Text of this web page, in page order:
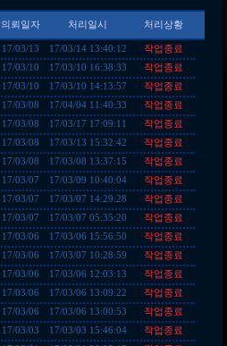
의뢰일자 처리일시 처리상황
17/03/13 17/03/14 13:40:12
작업종료
17/03/10 17/03/10 16:38:33
작업종료
17/03/10 17/03/10 14:13:57
작업종료
17/03/08 17/04/04 11:40:33
작업종료
17/03/08 17/03/17 17:09:11
작업종료
17/03/08 17/03/13 15:32:42
작업종료
17/03/08 17/03/08 13:37:15
작업종료
17/03/07 17/03/09 10:40:04
작업종료
17/03/07 17/03/07 14:29:28
작업종료
17/03/07 17/03/07 05:35:20
작업종료
17/03/06 17/03/06 15:56:50
작업종료
17/03/06 17/03/07 10:28:59
작업종료
17/03/06 17/03/06 12:03:13
작업종료
17/03/06 17/03/06 13:09:22
작업종료
17/03/06 17/03/06 13:00:53
작업종료
17/03/03 17/03/03 15:46:04
작업종료